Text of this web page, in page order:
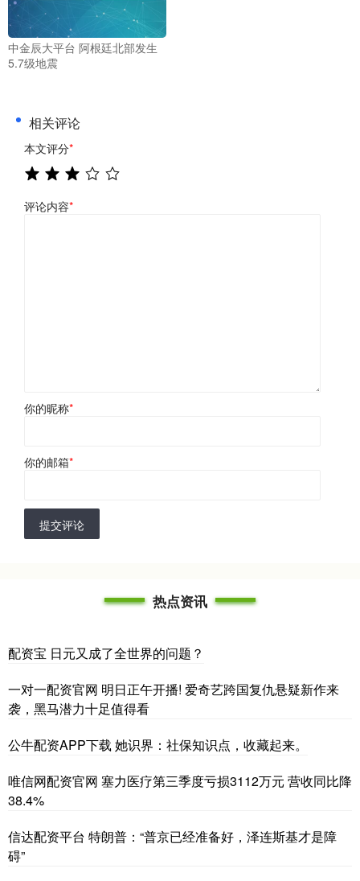
中金辰大平台 阿根廷北部发生
5.7级地震
相关评论
本文评分*
评论内容*
你的昵称*
你的邮箱*
提交评论
热点资讯
配资宝 日元又成了全世界的问题？
一对一配资官网 明日正午开播! 爱奇艺跨国复仇悬疑新作来
袭，黑马潜力十足值得看
公牛配资APP下载 她识界：社保知识点，收藏起来。
唯信网配资官网 塞力医疗第三季度亏损3112万元 营收同比降
38.4%
信达配资平台 特朗普：“普京已经准备好，泽连斯基才是障
碍”